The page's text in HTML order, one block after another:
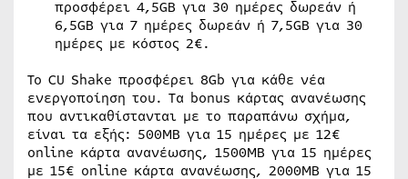
προσφέρει 4,5GB για 30 ημέρες δωρεάν ή
6,5GB για 7 ημέρες δωρεάν ή 7,5GB για 30
ημέρες με κόστος 2€.
Το CU Shake προσφέρει 8Gb για κάθε νέα
ενεργοποίηση του. Τα bonus κάρτας ανανέωσης
που αντικαθίστανται με το παραπάνω σχήμα,
είναι τα εξής: 500MB για 15 ημέρες με 12€
online κάρτα ανανέωσης, 1500MB για 15 ημέρες
με 15€ online κάρτα ανανέωσης, 2000MB για 15